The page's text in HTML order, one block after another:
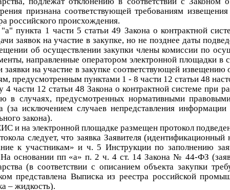
признана соответствующей требованиям
российского происхождения.
пункта 1 части 5 статьи 49 Закона о контрактной
заявок на участие в закупке, но не позднее даты
об осуществлении закупки члены комиссии по
направленные оператором электронной площадки в
на участие в закупке соответствующей
предусмотренным пунктами 1 - 8 части 12 статьи 48
4 части 12 статьи 48 Закона о контрактной системе при
в случаях,предусмотренных нормативными
(за исключением случаев непредставления
закона).
и на электронной площадке размещен протокол
следует, чтозаявка Заявителя(идентификационный
к участникам» и ч. 5 Инструкции по заполнению
На основании пп «а» п. 2 ч. 4 ст. 14 Закона № 44-ФЗ
(в соответствии с описанием объекта закупки
представлена Выписка из реестра российской
– жидкость).